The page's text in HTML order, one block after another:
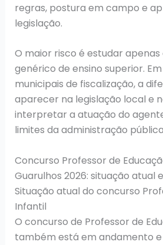
regras, postura em campo e
legislação.
O maior risco é estudar
genérico de ensino superior.
municipais de fiscalização, a
aparecer na legislação local e
interpretar a atuação do
limites da administração
Concurso Professor de
Guarulhos 2026: situação atual
Situação atual do concurso
Infantil
O concurso de Professor de
também está em andamento